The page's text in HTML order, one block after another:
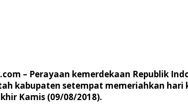
– Perayaan kemerdekaan Republik
kabupaten setempat memeriahkan
Kamis (09/08/2018).